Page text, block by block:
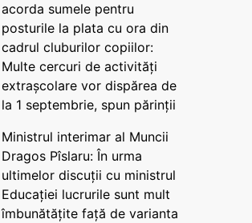
acorda sumele pentru
posturile la plata cu ora din
cadrul cluburilor copiilor:
Multe cercuri de activități
extrașcolare vor dispărea de
la 1 septembrie, spun părinții
Ministrul interimar al Muncii
Dragos Pîslaru: În urma
ultimelor discuții cu ministrul
Educației lucrurile sunt mult
îmbunătățite față de varianta